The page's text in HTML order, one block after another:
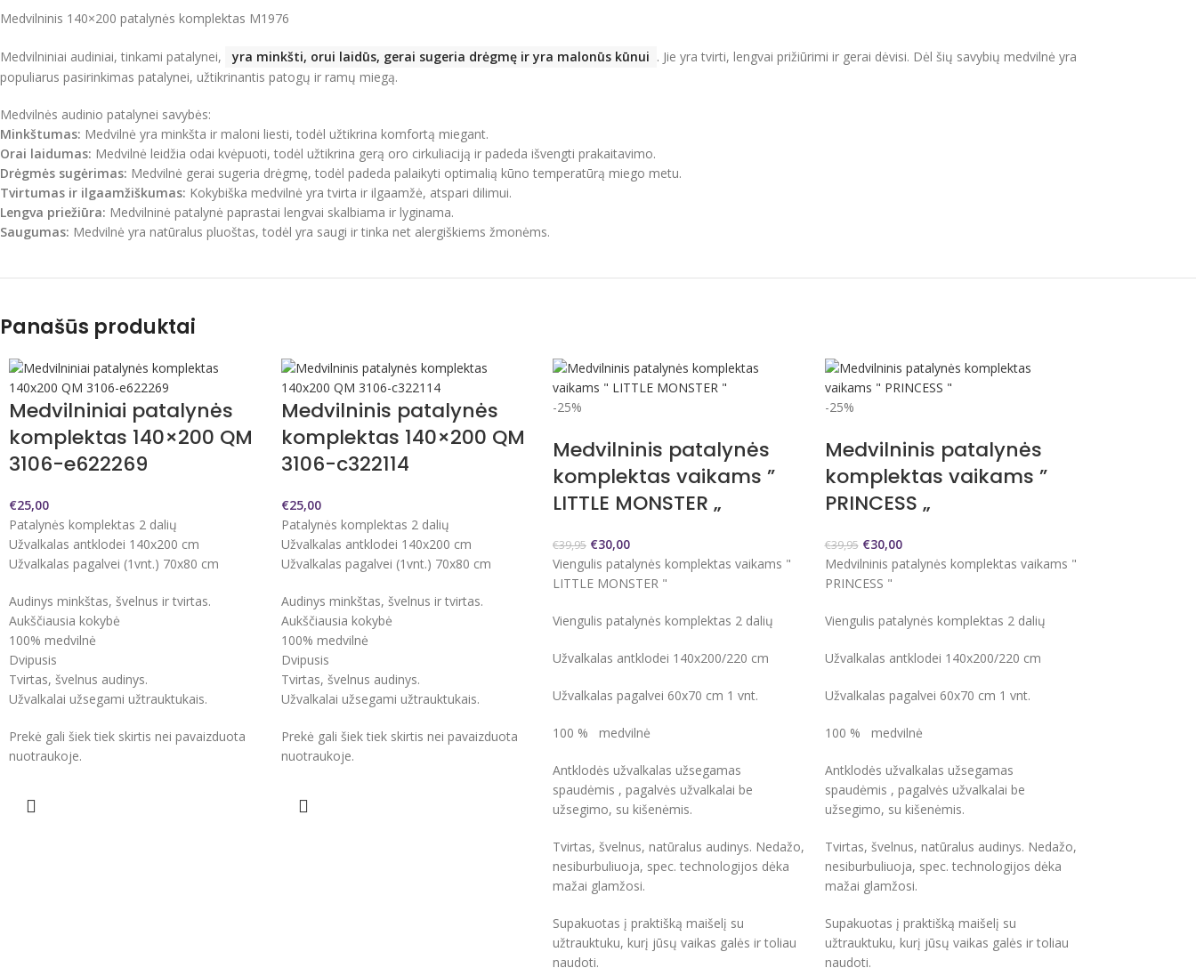
Medvilninis 140×200 patalynės komplektas M1976
Medvilniniai audiniai, tinkami patalynei, yra minkšti, orui laidūs, gerai sugeria drėgmę ir yra malonūs kūnui . Jie yra tvirti, lengvai prižiūrimi ir gerai dėvisi. Dėl šių savybių medvilnė yra
populiarus pasirinkimas patalynei, užtikrinantis patogų ir ramų miegą.
Medvilnės audinio patalynei savybės:
Minkštumas: Medvilnė yra minkšta ir maloni liesti, todėl užtikrina komfortą miegant.
Orai laidumas: Medvilnė leidžia odai kvėpuoti, todėl užtikrina gerą oro cirkuliaciją ir padeda išvengti prakaitavimo.
Drėgmės sugėrimas: Medvilnė gerai sugeria drėgmę, todėl padeda palaikyti optimalią kūno temperatūrą miego metu.
Tvirtumas ir ilgaamžiškumas: Kokybiška medvilnė yra tvirta ir ilgaamžė, atspari dilimui.
Lengva priežiūra: Medvilninė patalynė paprastai lengvai skalbiama ir lyginama.
Saugumas: Medvilnė yra natūralus pluoštas, todėl yra saugi ir tinka net alergiškiems žmonėms.
Panašūs produktai
Medvilniniai patalynės
komplektas 140×200 QM
3106-e622269
€25,00
Patalynės komplektas 2 dalių
Užvalkalas antklodei 140x200 cm
Užvalkalas pagalvei (1vnt.) 70x80 cm
Audinys minkštas, švelnus ir tvirtas.
Aukščiausia kokybė
100% medvilnė
Dvipusis
Tvirtas, švelnus audinys.
Užvalkalai užsegami užtrauktukais.
Prekė gali šiek tiek skirtis nei pavaizduota
nuotraukoje.
Medvilninis patalynės
komplektas 140×200 QM
3106-c322114
€25,00
Patalynės komplektas 2 dalių
Užvalkalas antklodei 140x200 cm
Užvalkalas pagalvei (1vnt.) 70x80 cm
Audinys minkštas, švelnus ir tvirtas.
Aukščiausia kokybė
100% medvilnė
Dvipusis
Tvirtas, švelnus audinys.
Užvalkalai užsegami užtrauktukais.
Prekė gali šiek tiek skirtis nei pavaizduota
nuotraukoje.
-25%
Medvilninis patalynės
komplektas vaikams ”
LITTLE MONSTER „
€39,95 €30,00
Viengulis patalynės komplektas vaikams "
LITTLE MONSTER "
Viengulis patalynės komplektas 2 dalių
Užvalkalas antklodei 140x200/220 cm
Užvalkalas pagalvei 60x70 cm 1 vnt.
100 % medvilnė
Antklodės užvalkalas užsegamas
spaudėmis , pagalvės užvalkalai be
užsegimo, su kišenėmis.
Tvirtas, švelnus, natūralus audinys. Nedažo,
nesiburbuliuoja, spec. technologijos dėka
mažai glamžosi.
Supakuotas į praktišką maišelį su
užtrauktuku, kurį jūsų vaikas galės ir toliau
naudoti.
-25%
Medvilninis patalynės
komplektas vaikams ”
PRINCESS „
€39,95 €30,00
Medvilninis patalynės komplektas vaikams "
PRINCESS "
Viengulis patalynės komplektas 2 dalių
Užvalkalas antklodei 140x200/220 cm
Užvalkalas pagalvei 60x70 cm 1 vnt.
100 % medvilnė
Antklodės užvalkalas užsegamas
spaudėmis , pagalvės užvalkalai be
užsegimo, su kišenėmis.
Tvirtas, švelnus, natūralus audinys. Nedažo,
nesiburbuliuoja, spec. technologijos dėka
mažai glamžosi.
Supakuotas į praktišką maišelį su
užtrauktuku, kurį jūsų vaikas galės ir toliau
naudoti.